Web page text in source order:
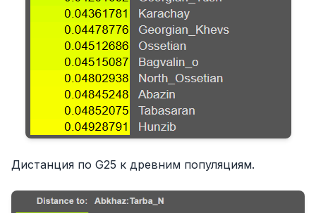
Дистанция по G25 к древним популяциям.